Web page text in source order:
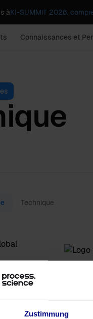
Zustimmung
àKI-SUMMIT 2026.
Connaissances et
Technique